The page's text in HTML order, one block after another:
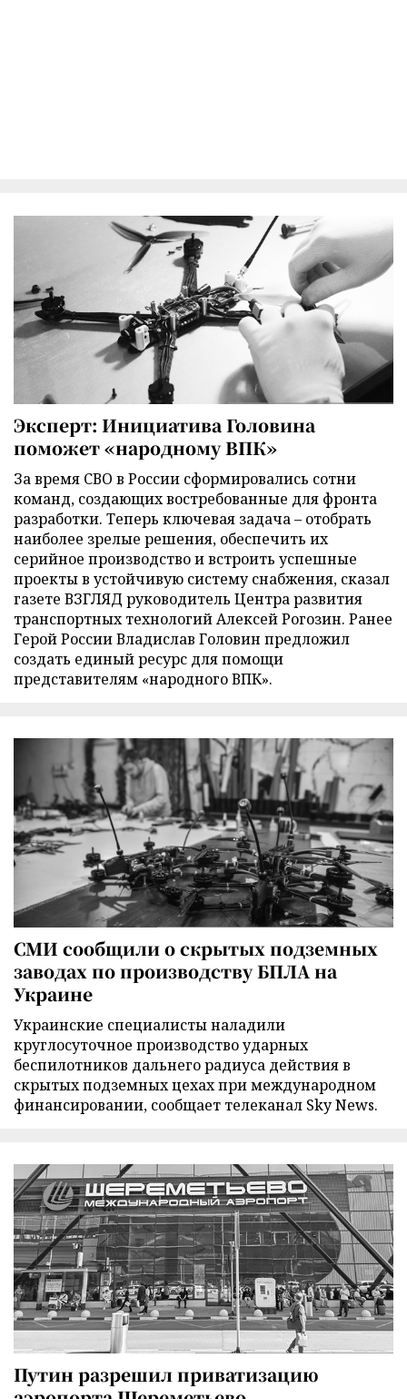
Эксперт: Инициатива Головина
поможет «народному ВПК»
За время СВО в России сформировались сотни
команд, создающих востребованные для фронта
разработки. Теперь ключевая задача – отобрать
наиболее зрелые решения, обеспечить их
серийное производство и встроить успешные
проекты в устойчивую систему снабжения, сказал
газете ВЗГЛЯД руководитель Центра развития
транспортных технологий Алексей Рогозин. Ранее
Герой России Владислав Головин предложил
создать единый ресурс для помощи
представителям «народного ВПК».
СМИ сообщили о скрытых подземных
заводах по производству БПЛА на
Украине
Украинские специалисты наладили
круглосуточное производство ударных
беспилотников дальнего радиуса действия в
скрытых подземных цехах при международном
финансировании, сообщает телеканал Sky News.
Путин разрешил приватизацию